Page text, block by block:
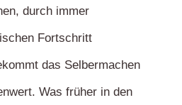
durch immer
Fortschritt
das Selbermachen
Was früher in den